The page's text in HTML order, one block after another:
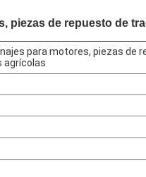
piezas de repuesto de
para motores, piezas de
agrícolas